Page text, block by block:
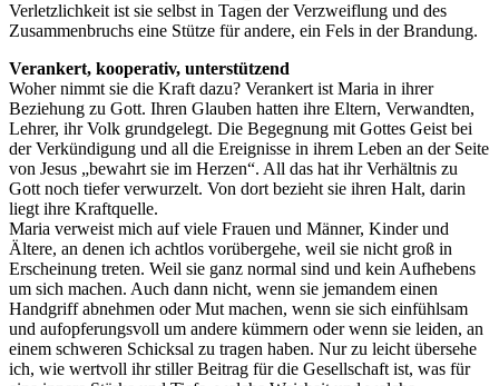
Verletzlichkeit ist sie selbst in Tagen der Verzweiflung und des
Zusammenbruchs eine Stütze für andere, ein Fels in der Brandung.
Verankert, kooperativ, unterstützend
Woher nimmt sie die Kraft dazu? Verankert ist Maria in ihrer
Beziehung zu Gott. Ihren Glauben hatten ihre Eltern, Verwandten,
Lehrer, ihr Volk grundgelegt. Die Begegnung mit Gottes Geist bei
der Verkündigung und all die Ereignisse in ihrem Leben an der Seite
von Jesus „bewahrt sie im Herzen“. All das hat ihr Verhältnis zu
Gott noch tiefer verwurzelt. Von dort bezieht sie ihren Halt, darin
liegt ihre Kraftquelle.
Maria verweist mich auf viele Frauen und Männer, Kinder und
Ältere, an denen ich achtlos vorübergehe, weil sie nicht groß in
Erscheinung treten. Weil sie ganz normal sind und kein Aufhebens
um sich machen. Auch dann nicht, wenn sie jemandem einen
Handgriff abnehmen oder Mut machen, wenn sie sich einfühlsam
und aufopferungsvoll um andere kümmern oder wenn sie leiden, an
einem schweren Schicksal zu tragen haben. Nur zu leicht übersehe
ich, wie wertvoll ihr stiller Beitrag für die Gesellschaft ist, was für